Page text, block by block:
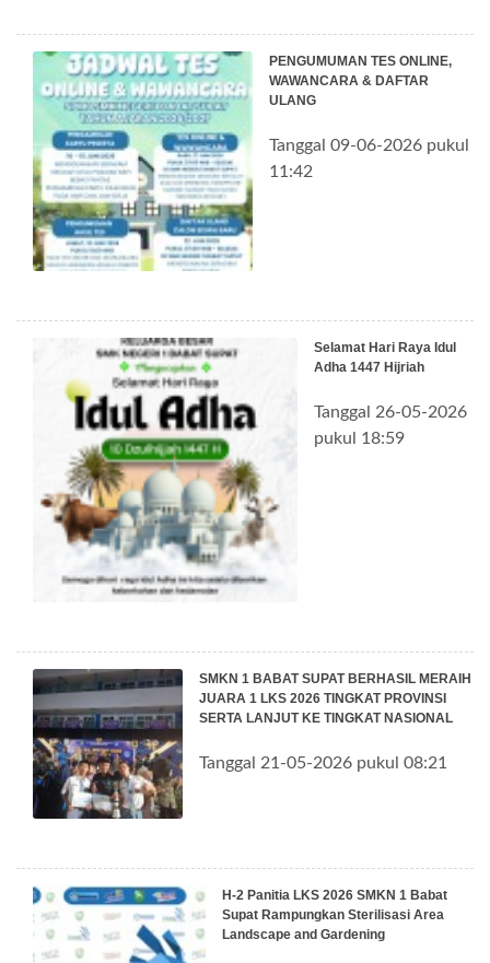
PENGUMUMAN TES ONLINE,
WAWANCARA & DAFTAR
ULANG
Tanggal 09-06-2026 pukul
11:42
Selamat Hari Raya Idul
Adha 1447 Hijriah
Tanggal 26-05-2026
pukul 18:59
SMKN 1 BABAT SUPAT BERHASIL MERAIH
JUARA 1 LKS 2026 TINGKAT PROVINSI
SERTA LANJUT KE TINGKAT NASIONAL
Tanggal 21-05-2026 pukul 08:21
H-2 Panitia LKS 2026 SMKN 1 Babat
Supat Rampungkan Sterilisasi Area
Landscape and Gardening